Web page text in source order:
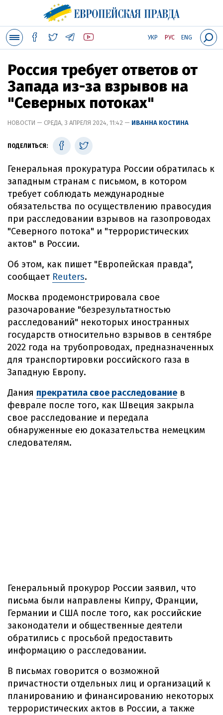
УКР РУС ENG
Россия требует ответов от
Запада из-за взрывов на
"Северных потоках"
НОВОСТИ — СРЕДА, 3 АПРЕЛЯ 2024, 11:42 — ИВАННА КОСТИНА
ПОДЕЛИТЬСЯ:
Генеральная прокуратура России обратилась к
западным странам с письмом, в котором
требует соблюдать международные
обязательства по осуществлению правосудия
при расследовании взрывов на газопроводах
"Северного потока" и "террористических
актов" в России.
Об этом, как пишет "Европейская правда",
сообщает Reuters.
Москва продемонстрировала свое
разочарование "безрезультатностью
расследований" некоторых иностранных
государств относительно взрывов в сентябре
2022 года на трубопроводах, предназначенных
для транспортировки российского газа в
Западную Европу.
Дания прекратила свое расследование в
феврале после того, как Швеция закрыла
свое расследование и передала
обнаруженные ею доказательства немецким
следователям.
Генеральный прокурор России заявил, что
письма были направлены Кипру, Франции,
Германии и США после того, как российские
законодатели и общественные деятели
обратились с просьбой предоставить
информацию о расследовании.
В письмах говорится о возможной
причастности отдельных лиц и организаций к
планированию и финансированию некоторых
террористических актов в России, а также